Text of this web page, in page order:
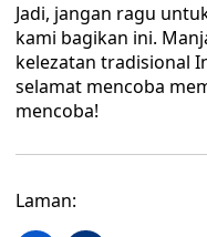
Jadi, jangan ragu
kami bagikan ini.
kelezatan tradisional
selamat mencoba
mencoba!
Laman: